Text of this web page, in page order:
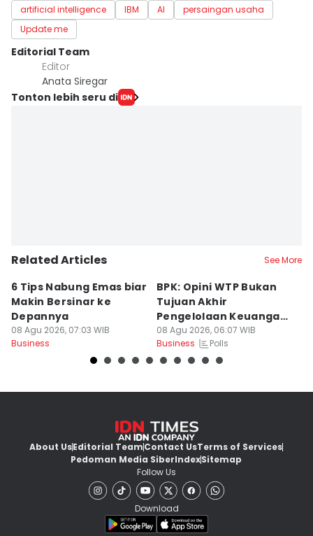
artificial intelligence IBM AI
persaingan usaha
Update me
Editorial Team
Editor
Anata Siregar
Tonton lebih seru di
Related Articles See More
6 Tips Nabung Emas biar
Makin Bersinar ke
Depannya
08 Agu 2026, 07:03 WIB
Business
BPK: Opini WTP Bukan
Tujuan Akhir
Pengelolaan Keuangan
Negara
08 Agu 2026, 06:07 WIB
Business
Polls
About UsEditorial TeamContact UsTerms of Services
Pedoman Media SiberIndexSitemap
Follow Us
Download